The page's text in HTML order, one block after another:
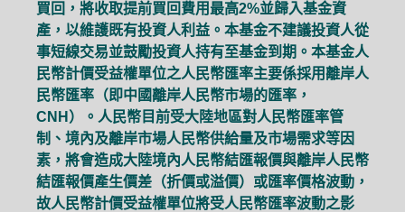
買回，將收取提前買回費用最高2%並歸入基金資
產，以維護既有投資人利益。本基金不建議投資人從
事短線交易並鼓勵投資人持有至基金到期。本基金人
民幣計價受益權單位之人民幣匯率主要係採用離岸人
民幣匯率（即中國離岸人民幣市場的匯率，
CNH）。人民幣目前受大陸地區對人民幣匯率管
制、境內及離岸市場人民幣供給量及市場需求等因
素，將會造成大陸境內人民幣結匯報價與離岸人民幣
結匯報價產生價差（折價或溢價）或匯率價格波動，
故人民幣計價受益權單位將受人民幣匯率波動之影